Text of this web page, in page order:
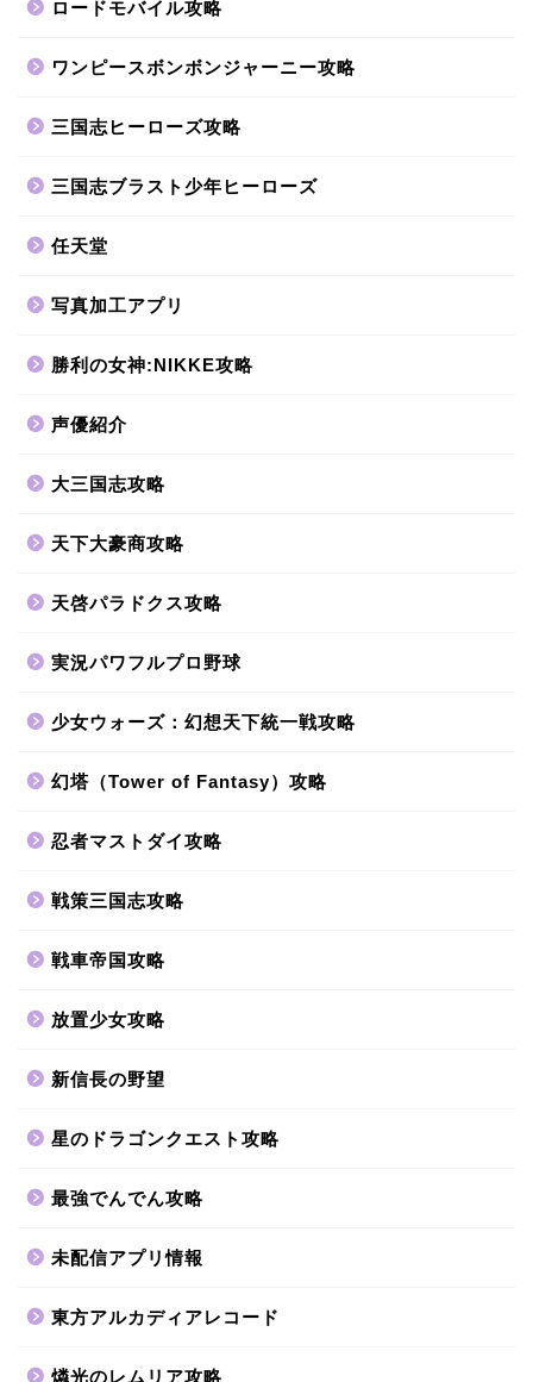
ロードモバイル攻略
ワンピースボンボンジャーニー攻略
三国志ヒーローズ攻略
三国志ブラスト少年ヒーローズ
任天堂
写真加工アプリ
勝利の女神:NIKKE攻略
声優紹介
大三国志攻略
天下大豪商攻略
天啓パラドクス攻略
実況パワフルプロ野球
少女ウォーズ：幻想天下統一戦攻略
幻塔（Tower of Fantasy）攻略
忍者マストダイ攻略
戦策三国志攻略
戦車帝国攻略
放置少女攻略
新信長の野望
星のドラゴンクエスト攻略
最強でんでん攻略
未配信アプリ情報
東方アルカディアレコード
燐光のレムリア攻略